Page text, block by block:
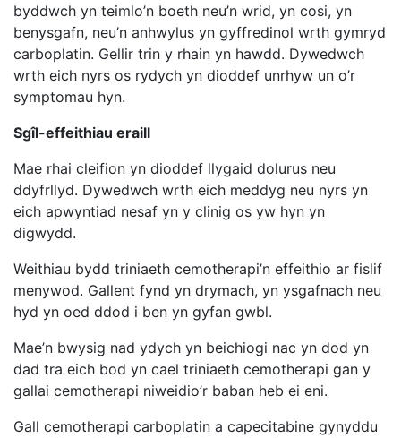
byddwch yn teimlo’n boeth neu’n wrid, yn cosi, yn
benysgafn, neu’n anhwylus yn gyffredinol wrth gymryd
carboplatin. Gellir trin y rhain yn hawdd. Dywedwch
wrth eich nyrs os rydych yn dioddef unrhyw un o’r
symptomau hyn.
Sgîl-effeithiau eraill
Mae rhai cleifion yn dioddef llygaid dolurus neu
ddyfrllyd. Dywedwch wrth eich meddyg neu nyrs yn
eich apwyntiad nesaf yn y clinig os yw hyn yn
digwydd.
Weithiau bydd triniaeth cemotherapi’n effeithio ar fislif
menywod. Gallent fynd yn drymach, yn ysgafnach neu
hyd yn oed ddod i ben yn gyfan gwbl.
Mae’n bwysig nad ydych yn beichiogi nac yn dod yn
dad tra eich bod yn cael triniaeth cemotherapi gan y
gallai cemotherapi niweidio’r baban heb ei eni.
Gall cemotherapi carboplatin a capecitabine gynyddu